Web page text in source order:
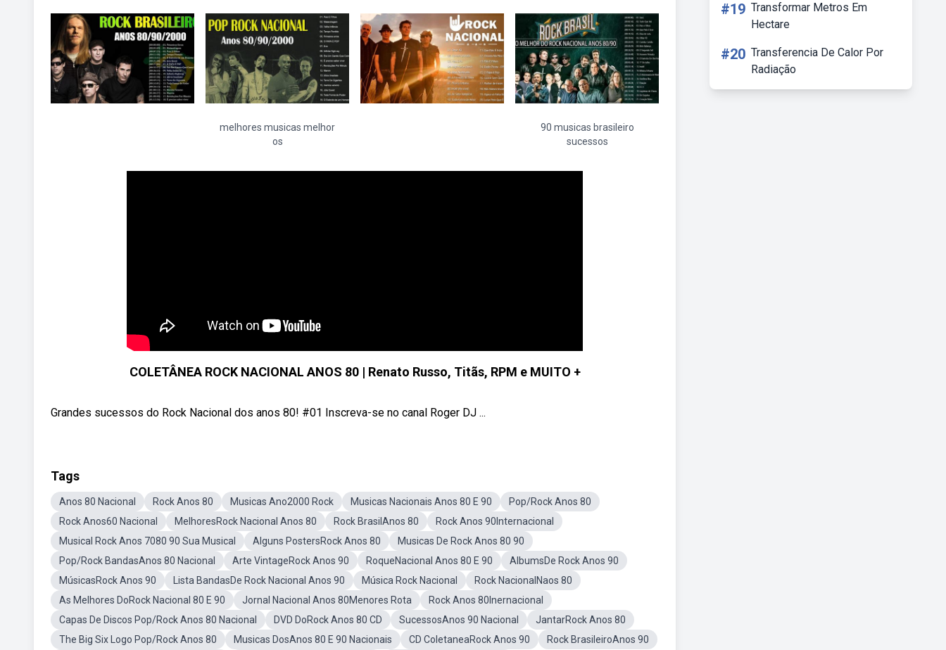
melhores musicas melhor
os
90 musicas brasileiro
sucessos
COLETÂNEA ROCK NACIONAL ANOS 80 | Renato Russo, Titãs, RPM e MUITO +
Grandes sucessos do Rock Nacional dos anos 80! #01 Inscreva-se no canal Roger DJ ...
Tags
Anos 80 Nacional Rock Anos 80 Musicas Ano2000 Rock Musicas Nacionais Anos 80 E 90
Pop/Rock Anos 80
Rock Anos60 Nacional
MelhoresRock Nacional Anos 80 Rock BrasilAnos 80
Rock Anos 90Internacional
Musical Rock Anos 7080 90 Sua Musical
Alguns PostersRock Anos 80
Musicas De Rock Anos 80 90
Pop/Rock BandasAnos 80 Nacional
Arte VintageRock Anos 90 RoqueNacional Anos 80 E 90
AlbumsDe Rock Anos 90
MúsicasRock Anos 90
Lista BandasDe Rock Nacional Anos 90 Música Rock Nacional
Rock NacionalNaos 80
As Melhores DoRock Nacional 80 E 90
Jornal Nacional Anos 80Menores Rota
Rock Anos 80Inernacional
Capas De Discos Pop/Rock Anos 80 Nacional
DVD DoRock Anos 80 CD SucessosAnos 90 Nacional
JantarRock Anos 80
The Big Six Logo Pop/Rock Anos 80
Musicas DosAnos 80 E 90 Nacionais CD ColetaneaRock Anos 90
Rock BrasileiroAnos 90
#19 Transformar Metros Em
Hectare
#20 Transferencia De Calor Por
Radiação